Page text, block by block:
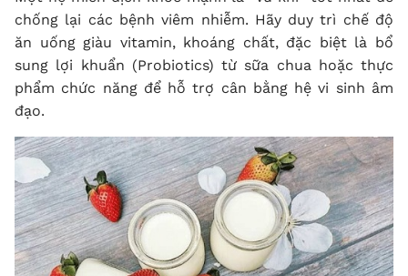
chống lại các bệnh viêm nhiễm. Hãy duy trì chế độ
ăn uống giàu vitamin, khoáng chất, đặc biệt là bổ
sung lợi khuẩn (Probiotics) từ sữa chua hoặc thực
phẩm chức năng để hỗ trợ cân bằng hệ vi sinh âm
đạo.